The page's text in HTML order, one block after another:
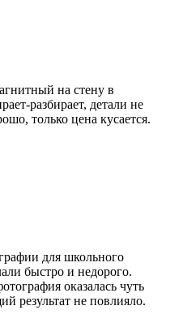
на стену в
разбирает, детали не
только цена кусается.
для школьного
быстро и недорого.
оказалась чуть
результат не повлияло.